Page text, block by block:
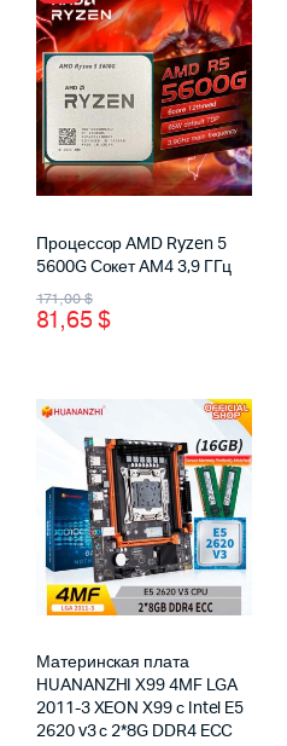
Процессор AMD Ryzen 5
5600G Сокет AM4 3,9 ГГц
171,00$
Первоначальная
цена
171,00 $.
81,65$
Текущая
цена:
Материнская плата
HUANANZHI X99 4MF LGA
2011-3 XEON X99 с Intel E5
2620 v3 с 2*8G DDR4 ECC